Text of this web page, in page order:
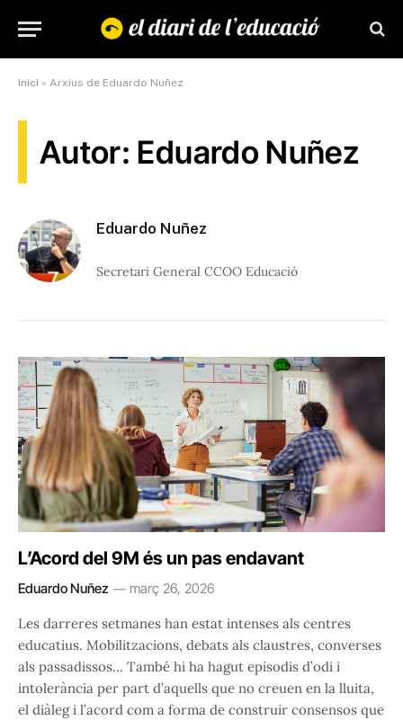
Inici » Arxius de Eduardo Nuñez
Autor: Eduardo Nuñez
Eduardo Nuñez
Secretari General CCOO Educació
L’Acord del 9M és un pas endavant
Eduardo Nuñez març 26, 2026
Les darreres setmanes han estat intenses als centres
educatius. Mobilitzacions, debats als claustres, converses
als passadissos… També hi ha hagut episodis d’odi i
intolerància per part d’aquells que no creuen en la lluita,
el diàleg i l’acord com a forma de construir consensos que